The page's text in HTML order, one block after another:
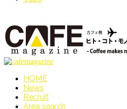
HOME
News
Recruit
Area search